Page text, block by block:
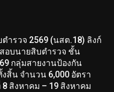
ำรวจ 2569 (นสต.18) ลิงก์
อบนายสิบตำรวจ ชั้น
กลุ่มสายงานป้องกัน
สิ้น จำนวน 6,000 อัตรา
สิงหาคม – 19 สิงหาคม